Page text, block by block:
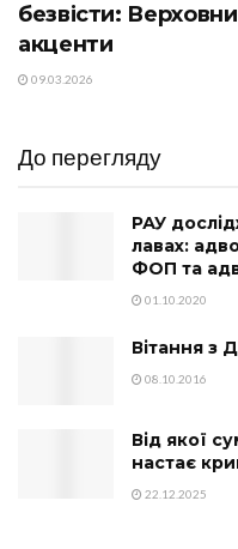
безвісти:
акценти
09.03.2026
До перегляду
РАУ
лавах:
ФОП та
01.10.2020
Вітання з
08.10.2016
Від якої
настає
22.12.2025